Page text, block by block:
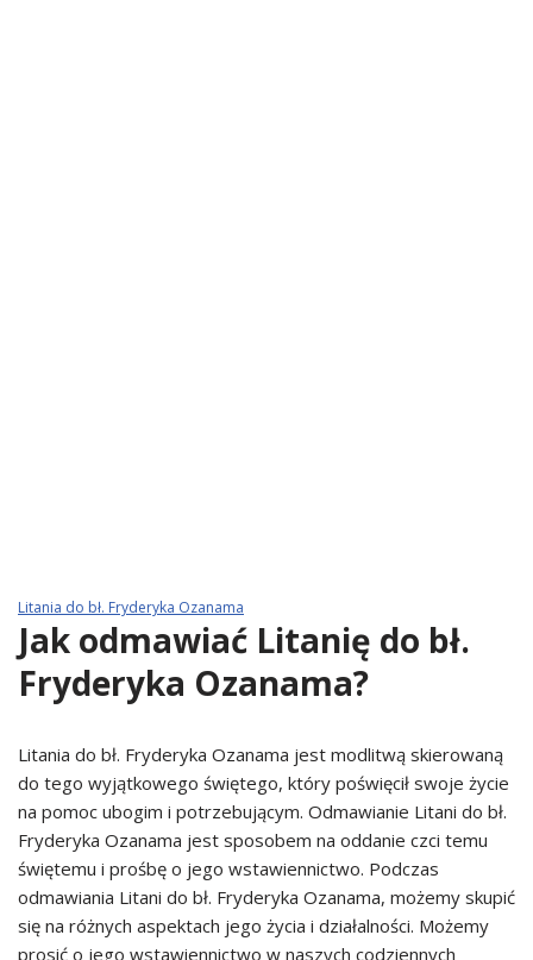
Litania do bł. Fryderyka Ozanama
Jak odmawiać Litanię do bł.
Fryderyka Ozanama?
Litania do bł. Fryderyka Ozanama jest modlitwą skierowaną
do tego wyjątkowego świętego, który poświęcił swoje życie
na pomoc ubogim i potrzebującym. Odmawianie Litani do bł.
Fryderyka Ozanama jest sposobem na oddanie czci temu
świętemu i prośbę o jego wstawiennictwo. Podczas
odmawiania Litani do bł. Fryderyka Ozanama, możemy skupić
się na różnych aspektach jego życia i działalności. Możemy
prosić o jego wstawiennictwo w naszych codziennych